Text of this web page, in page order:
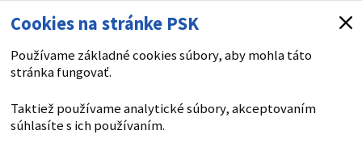
Cookies na stránke PSK
Používame základné cookies súbory, aby mohla táto
stránka fungovať.
Taktiež používame analytické súbory, akceptovaním
súhlasíte s ich používaním.